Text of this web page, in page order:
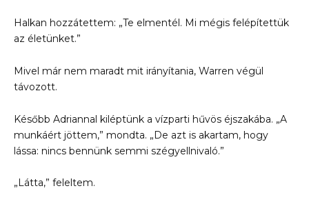
Halkan hozzátettem: „Te elmentél. Mi mégis felépítettük
az életünket.”
Mivel már nem maradt mit irányítania, Warren végül
távozott.
Később Adriannal kiléptünk a vízparti hűvös éjszakába. „A
munkáért jöttem,” mondta. „De azt is akartam, hogy
lássa: nincs bennünk semmi szégyellnivaló.”
„Látta,” feleltem.